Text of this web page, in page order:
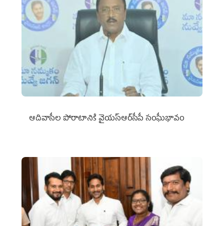
ఆదివాసీల పోరాటానికి వైయ‌స్ఆర్‌సీపీ సంఘీభావం